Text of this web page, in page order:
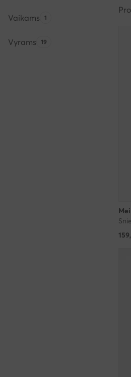
Vaikams Produktų skaičius:
1
Vyrams Produktų skaičius:
19